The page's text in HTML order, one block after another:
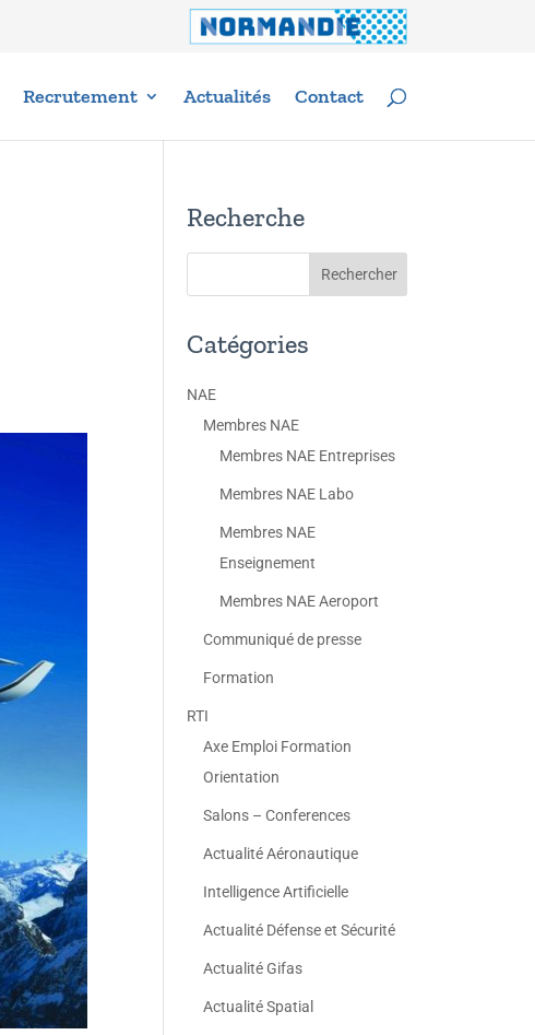
Recrutement Actualités Contact
Recherche
Catégories
NAE
Membres NAE
Membres NAE Entreprises
Membres NAE Labo
Membres NAE
Enseignement
Membres NAE Aeroport
Communiqué de presse
Formation
RTI
Axe Emploi Formation
Orientation
Salons – Conferences
Actualité Aéronautique
Intelligence Artificielle
Actualité Défense et Sécurité
Actualité Gifas
Actualité Spatial